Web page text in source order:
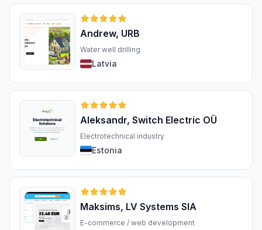
Andrew, URB
Water well drilling
Latvia
Aleksandr, Switch Electric OÜ
Electrotechnical industry
Estonia
Maksims, LV Systems SIA
E-commerce / web development